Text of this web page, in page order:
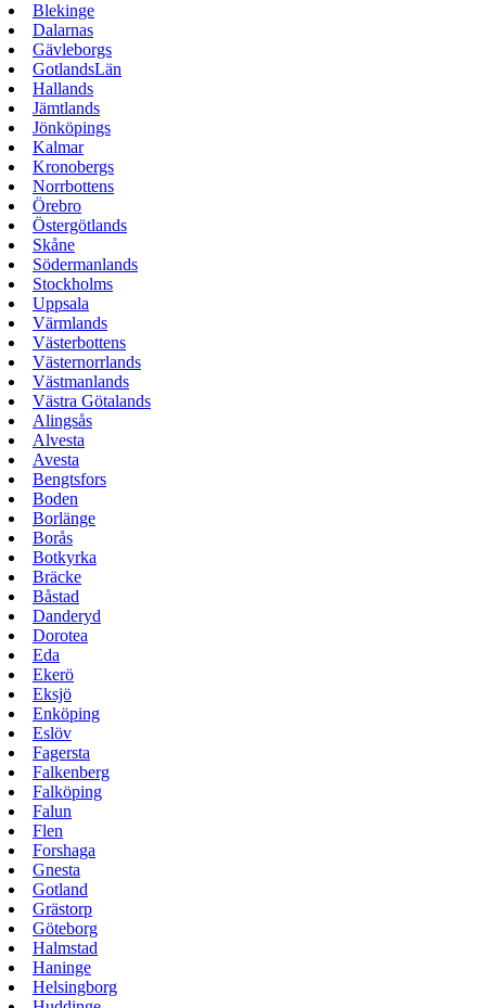
Blekinge
Dalarnas
Gävleborgs
GotlandsLän
Hallands
Jämtlands
Jönköpings
Kalmar
Kronobergs
Norrbottens
Örebro
Östergötlands
Skåne
Södermanlands
Stockholms
Uppsala
Värmlands
Västerbottens
Västernorrlands
Västmanlands
Västra Götalands
Alingsås
Alvesta
Avesta
Bengtsfors
Boden
Borlänge
Borås
Botkyrka
Bräcke
Båstad
Danderyd
Dorotea
Eda
Ekerö
Eksjö
Enköping
Eslöv
Fagersta
Falkenberg
Falköping
Falun
Flen
Forshaga
Gnesta
Gotland
Grästorp
Göteborg
Halmstad
Haninge
Helsingborg